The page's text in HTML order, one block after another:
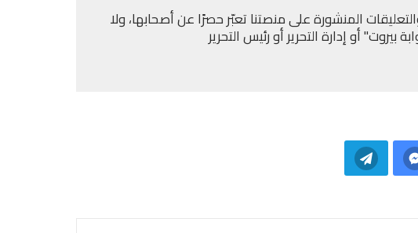
المنشورة على منصتنا تعبّر حصرًا عن أصحابها، ولا
أو إدارة التحرير أو رئيس التحرير